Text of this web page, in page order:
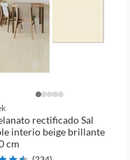
rectificado Sal
interio beige brillante
cm